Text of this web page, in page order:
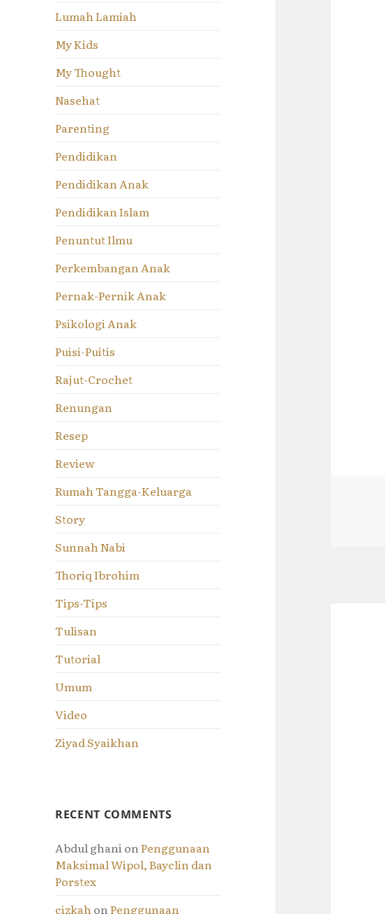
Lumah Lamiah
My Kids
My Thought
Nasehat
Parenting
Pendidikan
Pendidikan Anak
Pendidikan Islam
Penuntut Ilmu
Perkembangan Anak
Pernak-Pernik Anak
Psikologi Anak
Puisi-Puitis
Rajut-Crochet
Renungan
Resep
Review
Rumah Tangga-Keluarga
Story
Sunnah Nabi
Thoriq Ibrohim
Tips-Tips
Tulisan
Tutorial
Umum
Video
Ziyad Syaikhan
RECENT COMMENTS
Abdul ghanionPenggunaan
Maksimal Wipol, Bayclin dan
Porstex
cizkahonPenggunaan